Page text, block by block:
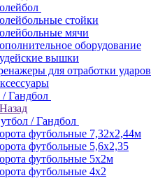
стойки
мячи
оборудование
вышки
для отработки ударов
Гандбол
Назад
/ Гандбол
футбольные 7,32х2,44м
футбольные 5,6х2,35
футбольные 5х2м
футбольные 4х2